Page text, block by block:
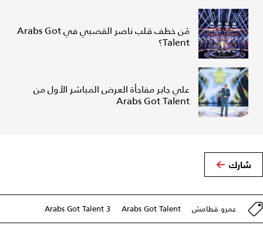
مَن خطف قلب ناصر القصبي في Arabs Got
Talent؟
علي جابر مفاجأة العرض المباشر الأول من
Arabs Got Talent
شارك
عمرو قطامش Arabs Got Talent
Arabs Got Talent 3